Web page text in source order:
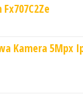
Kamera 5Mpx